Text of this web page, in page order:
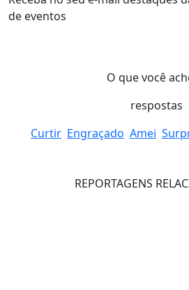
de eventos
O que você
respostas
Curtir Engraçado Amei
REPORTAGENS